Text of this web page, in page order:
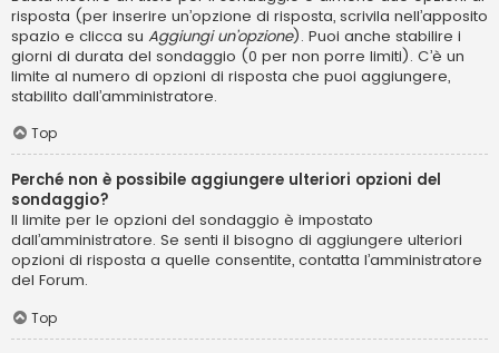
risposta (per inserire un’opzione di risposta, scrivila nell’apposito
spazio e clicca su Aggiungi un’opzione). Puoi anche stabilire i
giorni di durata del sondaggio (0 per non porre limiti). C’è un
limite al numero di opzioni di risposta che puoi aggiungere,
stabilito dall’amministratore.
Top
Perché non è possibile aggiungere ulteriori opzioni del
sondaggio?
Il limite per le opzioni del sondaggio è impostato
dall’amministratore. Se senti il bisogno di aggiungere ulteriori
opzioni di risposta a quelle consentite, contatta l’amministratore
del Forum.
Top